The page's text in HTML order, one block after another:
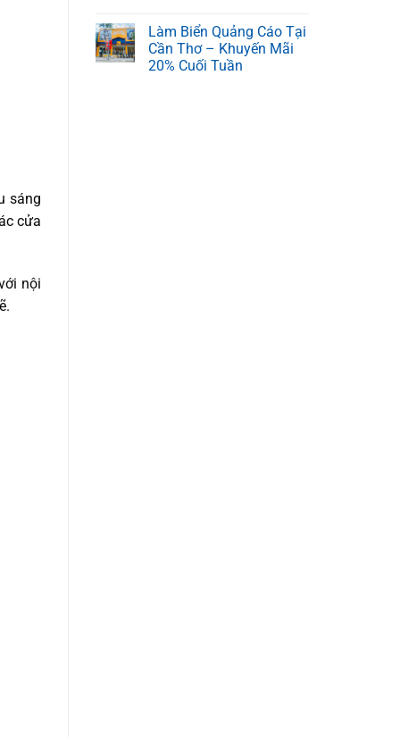
sáng
cửa
nội
Làm Biển Quảng Cáo Tại
Cần Thơ – Khuyến Mãi
20% Cuối Tuần